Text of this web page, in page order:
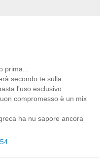
prima...
secondo te sulla
l'uso esclusivo
compromesso è un mix
ha nu sapore ancora